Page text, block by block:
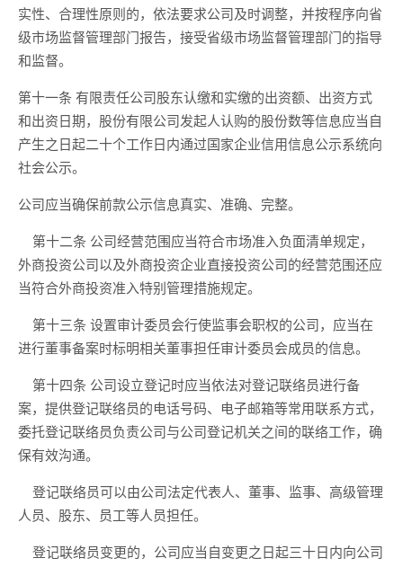
实性、合理性原则的，依法要求公司及时调整，并按程序向省
级市场监督管理部门报告，接受省级市场监督管理部门的指导
和监督。
第十一条有限责任公司股东认缴和实缴的出资额、出资方式
和出资日期，股份有限公司发起人认购的股份数等信息应当自
产生之日起二十个工作日内通过国家企业信用信息公示系统向
社会公示。
公司应当确保前款公示信息真实、准确、完整。
第十二条 公司经营范围应当符合市场准入负面清单规定，
外商投资公司以及外商投资企业直接投资公司的经营范围还应
当符合外商投资准入特别管理措施规定。
第十三条设置审计委员会行使监事会职权的公司，应当在
进行董事备案时标明相关董事担任审计委员会成员的信息。
第十四条 公司设立登记时应当依法对登记联络员进行备
案，提供登记联络员的电话号码、电子邮箱等常用联系方式，
委托登记联络员负责公司与公司登记机关之间的联络工作，确
保有效沟通。
登记联络员可以由公司法定代表人、董事、监事、高级管理
人员、股东、员工等人员担任。
登记联络员变更的，公司应当自变更之日起三十日内向公司